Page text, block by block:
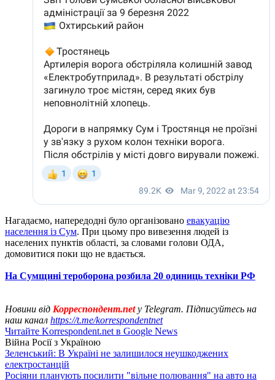
Нагадаємо, напередодні було організовано евакуацію
населення із Сум. При цьому про вивезення людей із
населених пунктів області, за словами голови ОДА,
домовитися поки що не вдається.
На Сумщині тероборона розбила 20 одиниць техніки РФ
Новини від Корреспондент.netу Telegram. Підписуйтесь на
наш канал https://t.me/korrespondentnet
Читайте Korrespondent.net в Google News
Війна Росії з Україною
Зеленський: В Україні не залишилося неушкоджених
електростанцій
Росіяни планують посилити "вільне полювання" на авто на